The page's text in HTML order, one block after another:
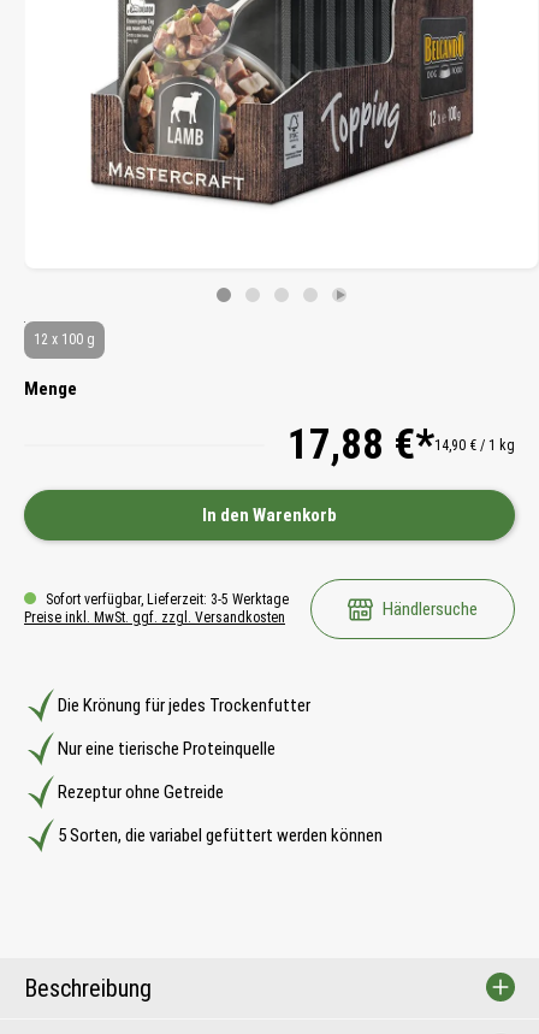
Die Krönung für jedes Trockenfutter
Nur eine tierische Proteinquelle
Rezeptur ohne Getreide
5 Sorten, die variabel gefüttert werden können
12 x 100 g
Menge
17,88 €*14,90 € / 1 kg
In den Warenkorb
Sofort verfügbar, Lieferzeit: 3-5 Werktage
Preise inkl. MwSt. ggf. zzgl. Versandkosten
Händlersuche
Beschreibung